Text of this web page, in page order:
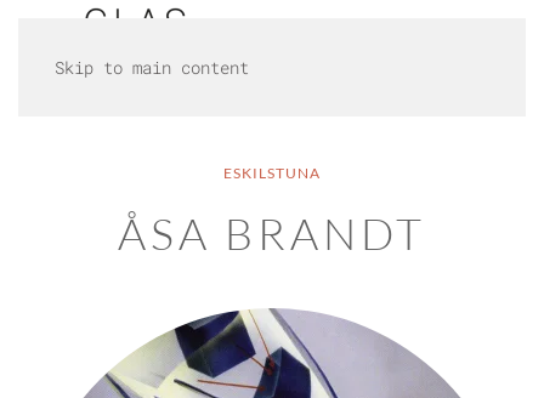
Skip to main content
ESKILSTUNA
ÅSA BRANDT